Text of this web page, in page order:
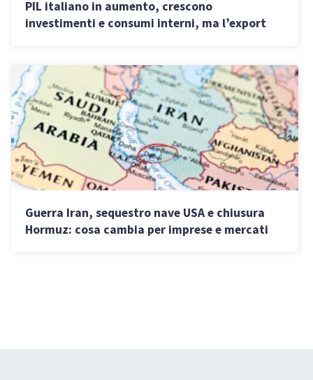
PIL italiano in aumento, crescono
investimenti e consumi interni, ma l’export
Guerra Iran, sequestro nave USA e chiusura
Hormuz: cosa cambia per imprese e mercati